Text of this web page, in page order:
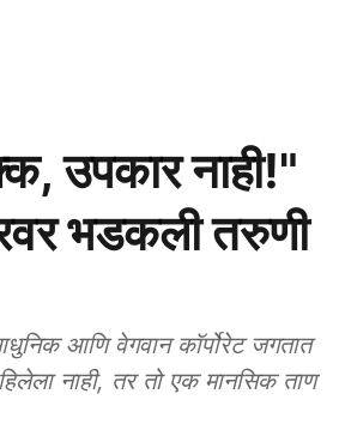
उपकार नाही!"
भडकली तरुणी
आणि वेगवान कॉर्पोरेट जगतात
नाही, तर तो एक मानसिक ताण